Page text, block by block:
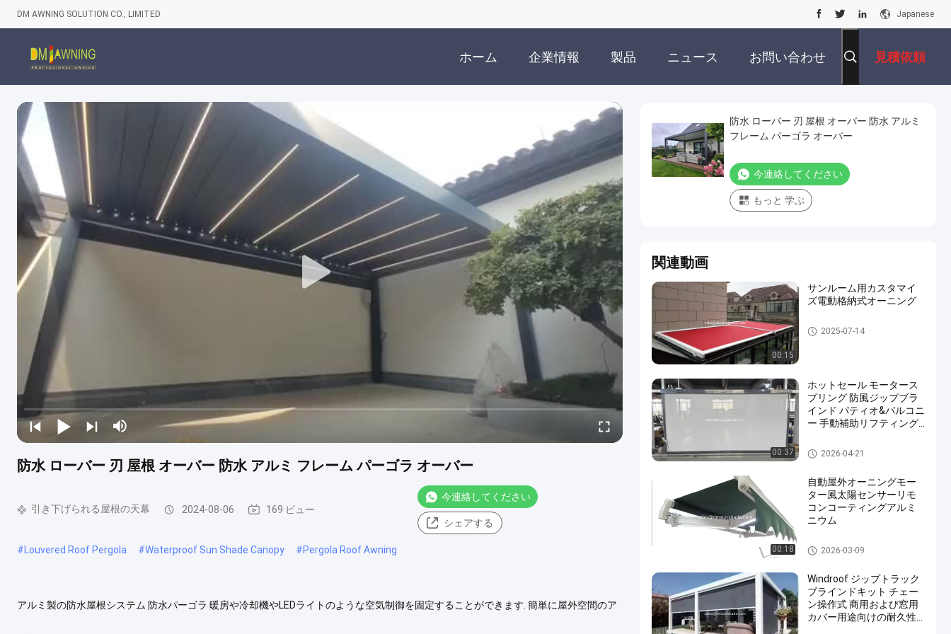
DM AWNING SOLUTION CO., LIMITED Japanese
ホーム 企業情報 製品 ニュース お問い合わせ 見積依頼
防水 ローバー 刃 屋根 オーバー 防水 アルミ フレーム パーゴラ オーバー
引き下げられる屋根の天幕 2024-08-06 169 ビュー
今連絡してください
シェアする
#Louvered Roof Pergola #Waterproof Sun Shade Canopy #Pergola Roof Awning
アルミ製の防水屋根システム 防水パーゴラ 暖房や冷却機やLEDライトのような空気制御を固定することができます. 簡単に屋外空間のア
防水 ローバー 刃 屋根 オーバー 防水 アルミ
フレーム パーゴラ オーバー
今連絡してください
もっと 学ぶ
関連動画
00:15
サンルーム用カスタマイ
ズ電動格納式オーニング
引き下げられる屋根の天幕
2025-07-14
00:37
ホットセール モータース
プリング 防風ジップブラ
インド パティオ&バルコニ
ー 手動補助リフティング
ローラーブラインドキット
2026-04-21
00:18
自動屋外オーニングモー
ター風太陽センサーリモ
コンコーティングアルミ
ニウム
引き下げられるアレンジン
グ・ハードウェア
2026-03-09
Windroof ジップトラック
ブラインドキット チェー
ン操作式 商用および窓用
カバー用途向けの耐久性